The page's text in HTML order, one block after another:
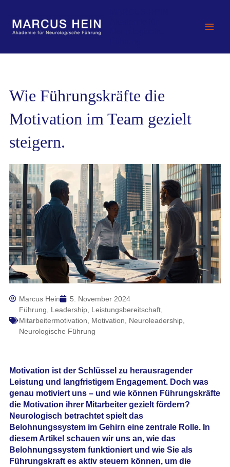
springen
Wie Führungskräfte die
Motivation im Team gezielt
steigern.
Marcus Hein
5. November 2024
Führung
Leadership, Leistungsbereitschaft,
Mitarbeitermotivation
Motivation Neuroleadership,
Neurologische Führung
Motivation ist der Schlüssel zu herausragender
Leistung und langfristigem Engagement. Doch was
genau motiviert uns – und wie können Führungskräfte
die Motivation ihrer Mitarbeiter gezielt fördern?
Neurologisch betrachtet spielt das
Belohnungssystem im Gehirn eine zentrale Rolle. In
diesem Artikel schauen wir uns an, wie das
Belohnungssystem funktioniert und wie Sie als
Führungskraft es aktiv steuern können, um die